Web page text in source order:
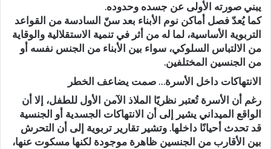
يبني صورته الأولى عن جسده وحدوده.
كما يُعدّ فصل أماكن نوم الأبناء بعد سنّ السادسة من القواعد
التربوية الأساسية، لما له من أثر في تنمية الاستقلالية والوقاية
من الالتباس السلوكي، سواء بين الأبناء من الجنس نفسه أو
من الجنسين المختلفين.
الانتهاكات داخل الأسرة… صمت يضاعف الخطر
رغم أن الأسرة تُعتبر نظريًا الملاذ الآمن الأول للطفل، إلا أن
الواقع الميداني يشير إلى أن الانتهاكات الجسدية أو الجنسية
قد تحدث أحيانًا داخلها. وتشير تقارير تربوية إلى أن التحرش
بين الأقارب من الجنسين ظاهرة موجودة لكنها مسكوت عنها،